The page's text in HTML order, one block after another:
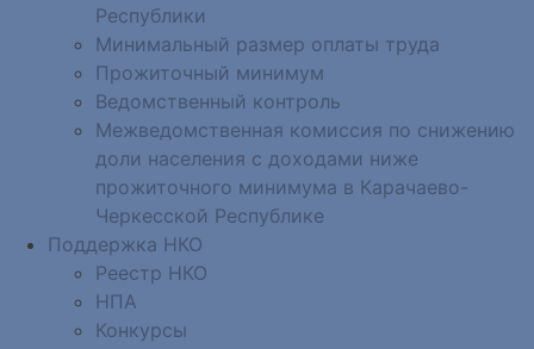
Республики
Минимальный размер оплаты труда
Прожиточный минимум
Ведомственный контроль
Межведомственная комиссия по снижению
доли населения с доходами ниже
прожиточного минимума в Карачаево-
Черкесской Республике
Поддержка НКО
Реестр НКО
НПА
Конкурсы